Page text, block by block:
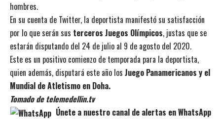
hombres.
En su cuenta de Twitter, la deportista manifestó su satisfacción
por lo que serán sus terceros Juegos Olímpicos, justas que se
estarán disputando del 24 de julio al 9 de agosto del 2020.
Este es un positivo comienzo de temporada para la deportista,
quien además, disputará este año los Juego Panamericanos y el
Mundial de Atletismo en Doha.
Tomado de telemedellin.tv
Únete a nuestro canal de alertas en WhatsApp